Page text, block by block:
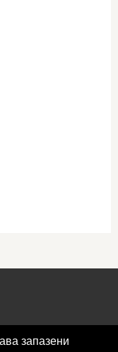
запазени